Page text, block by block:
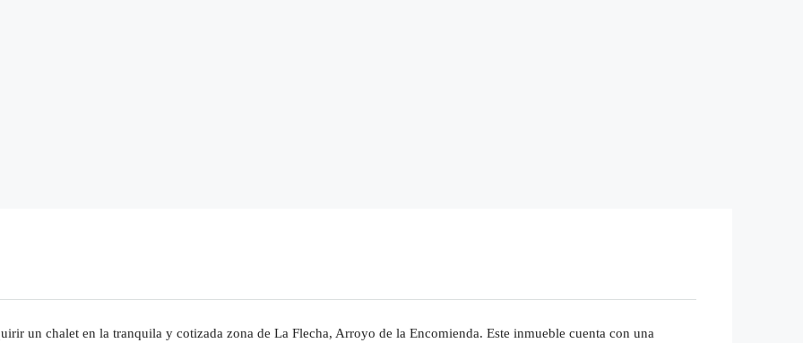
un chalet en la tranquila y cotizada zona de La Flecha, Arroyo de la Encomienda. Este inmueble cuenta con una